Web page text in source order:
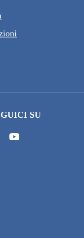
in un'altra scheda).
SU